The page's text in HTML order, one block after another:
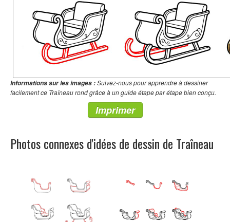
Informations sur les images :Suivez-nous pour apprendre à dessiner
facilement ce Traîneau rond grâce à un guide étape par étape bien conçu.
Imprimer
Photos connexes d'idées de dessin de Traîneau